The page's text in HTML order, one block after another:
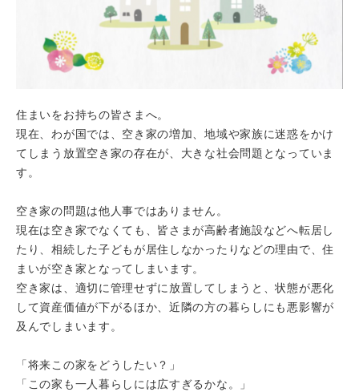
住まいをお持ちの皆さまへ。
現在、わが国では、空き家の増加、地域や家族に迷惑をかけ
てしまう放置空き家の存在が、大きな社会問題となっていま
す。
空き家の問題は他人事ではありません。
現在は空き家でなくても、皆さまが高齢者施設などへ転居し
たり、相続した子どもが居住しなかったりなどの理由で、住
まいが空き家となってしまいます。
空き家は、適切に管理せずに放置してしまうと、状態が悪化
して資産価値が下がるほか、近隣の方の暮らしにも悪影響が
及んでしまいます。
「将来この家をどうしたい？」
「この家も一人暮らしには広すぎるかな。」